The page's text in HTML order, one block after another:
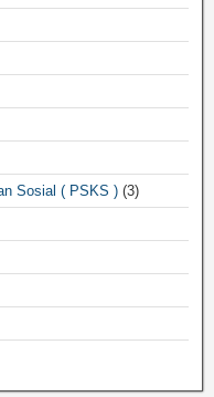
Sosial ( PSKS ) (3)